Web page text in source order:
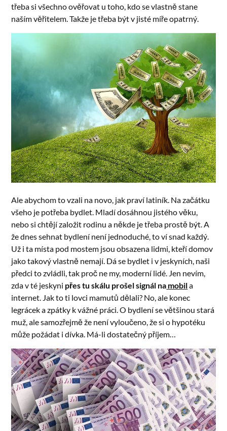
třeba si všechno ověřovat u toho, kdo se vlastně stane
naším věřitelem. Takže je třeba být v jisté míře opatrný.
Ale abychom to vzali na novo, jak praví latiník. Na začátku
všeho je potřeba bydlet. Mladí dosáhnou jistého věku,
nebo si chtějí založit rodinu a někde je třeba prostě být. A
že dnes sehnat bydlení není jednoduché, to ví snad každý.
Už i ta místa pod mostem jsou obsazena lidmi, kteří domov
jako takový vlastně nemají. Dá se bydlet i v jeskyních, naši
předci to zvládli, tak proč ne my, moderní lidé. Jen nevím,
zda v té jeskyni přes tu skálu prošel signál na mobila
internet. Jak to ti lovci mamutů dělali? No, ale konec
legrácek a zpátky k vážné práci. O bydlení se většinou stará
muž, ale samozřejmě že není vyloučeno, že si o hypotéku
může požádat i dívka. Má-li dostatečný příjem…